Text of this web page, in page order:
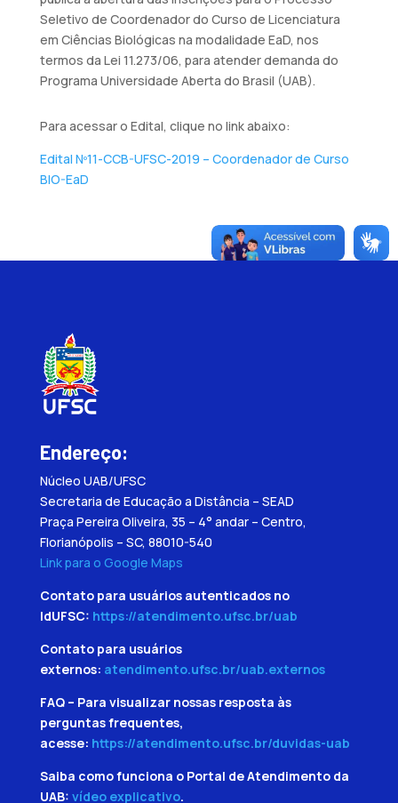
Seletivo de Coordenador do Curso de Licenciatura
em Ciências Biológicas na modalidade EaD, nos
termos da Lei 11.273/06, para atender demanda do
Programa Universidade Aberta do Brasil (UAB).
Para acessar o Edital, clique no link abaixo:
Edital Nº11-CCB-UFSC-2019 – Coordenador de Curso
BIO-EaD
Endereço:
Núcleo UAB/UFSC
Secretaria de Educação a Distância – SEAD
Praça Pereira Oliveira, 35 – 4° andar – Centro,
Florianópolis – SC, 88010-540
Link para o Google Maps
Contato para usuários autenticados no
IdUFSC: https://atendimento.ufsc.br/uab
Contato para usuários
externos: atendimento.ufsc.br/uab.externos
FAQ – Para visualizar nossas resposta às
perguntas frequentes,
acesse: https://atendimento.ufsc.br/duvidas-uab
Saiba como funciona o Portal de Atendimento da
UAB: vídeo explicativo.